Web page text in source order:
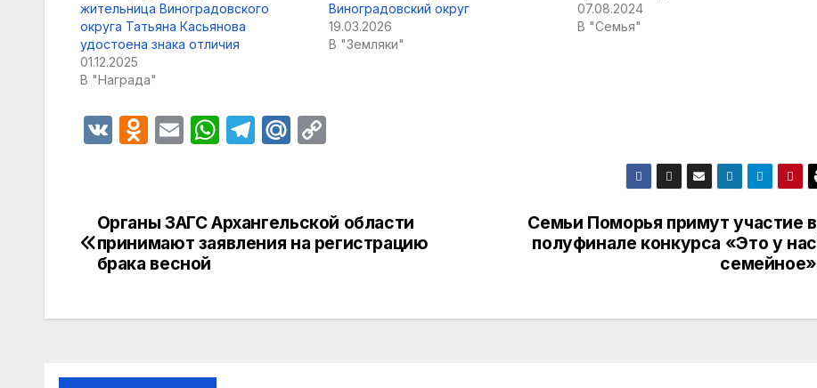
жительница Виноградовского
округа Татьяна Касьянова
удостоена знака отличия
01.12.2025
В "Награда"
Виноградовский округ
19.03.2026
В "Земляки"
07.08.2024
В "Семья"
V
O
o
kl
a
s
E
W
s
A
T
gr
a
M
u y
Li
Навигация
по
Семьи Поморья примут участие в
полуфинале конкурса «Это у нас
семейное»
Органы ЗАГС Архангельской области
принимают заявления на регистрацию
брака весной